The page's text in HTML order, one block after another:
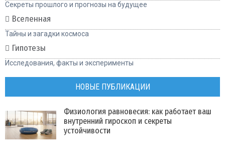
Секреты прошлого и прогнозы на будущее
Вселенная
Тайны и загадки космоса
Гипотезы
Исследования, факты и эксперименты
НОВЫЕ ПУБЛИКАЦИИ
Физиология равновесия: как работает ваш
внутренний гироскоп и секреты
устойчивости